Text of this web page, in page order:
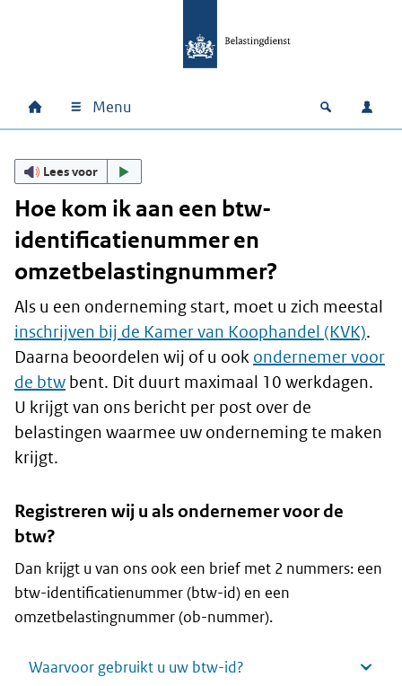
Hoofdnavigatie
Home Menu Open
Lees voor
Hoe kom ik aan een btw-
identificatienummer en
omzetbelastingnummer?
Als u een onderneming start, moet u zich meestal
inschrijven bij de Kamer van Koophandel (KVK).
Daarna beoordelen wij of u ook ondernemer voor
de btw bent. Dit duurt maximaal 10 werkdagen.
U krijgt van ons bericht per post over de
belastingen waarmee uw onderneming te maken
krijgt.
Registreren wij u als ondernemer voor de
btw?
Dan krijgt u van ons ook een brief met 2 nummers: een
btw-identificatienummer (btw-id) en een
omzetbelastingnummer (ob-nummer).
Waarvoor gebruikt u uw btw-id?